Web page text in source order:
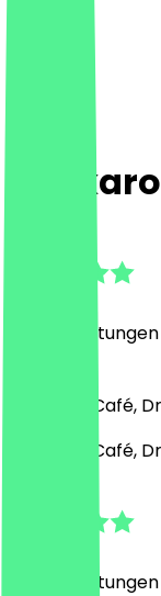
Backaro
Bewertungen
Bäckerei, Café,
Bäckerei, Café,
Bewertungen